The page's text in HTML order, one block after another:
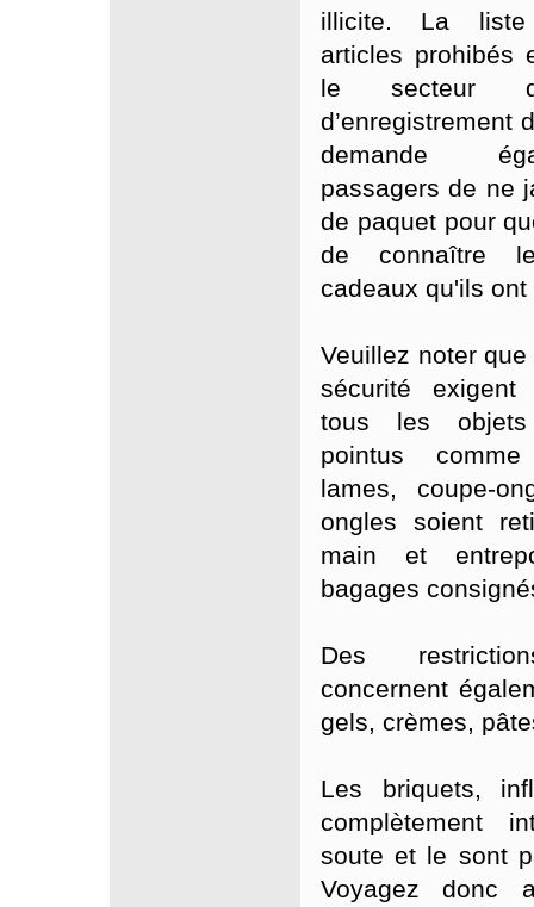
illicite. La
articles prohibés
le secteur
d’enregistrement
demande
passagers de ne
de paquet pour
de connaître
cadeaux qu'ils ont
Veuillez noter
sécurité exigent
tous les
pointus
lames, coupe-
ongles soient
main et
bagages
Des
concernent
gels, crèmes,
Les briquets,
complètement
soute et le sont
Voyagez donc